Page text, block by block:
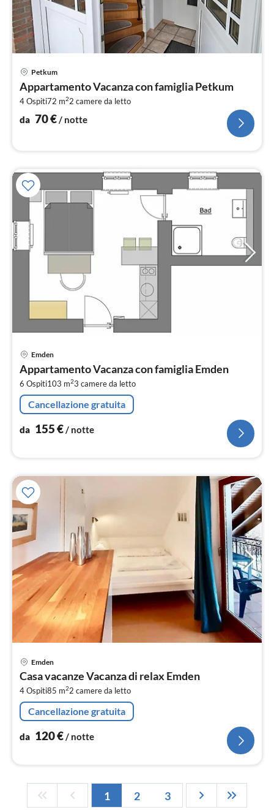
Petkum
Appartamento Vacanza con famiglia Petkum
4 Ospiti72 m22 camere da letto
da 70€ / notte
Emden
Appartamento Vacanza con famiglia Emden
6 Ospiti103 m23 camere da letto
Cancellazione gratuita
da 155€/ notte
Emden
Casa vacanze Vacanza di relax Emden
4 Ospiti85 m22 camere da letto
Cancellazione gratuita
da 120€/ notte
1 2 3